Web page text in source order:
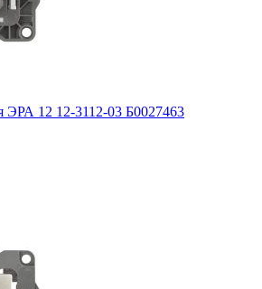
ЭРА 12 12-3112-03 Б0027463